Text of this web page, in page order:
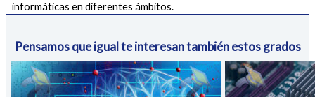
informáticas en diferentes ámbitos.
Pensamos que igual te interesan también estos grados